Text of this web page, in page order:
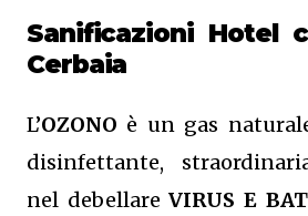
Sanificazioni Hotel
Cerbaia
L’OZONO è un gas
disinfettante,
nel debellareVIRUS E